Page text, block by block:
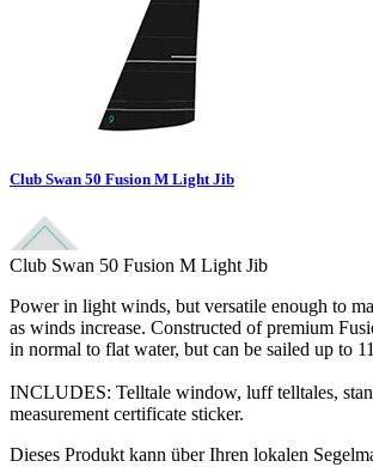
Club Swan 50 Fusion M Light Jib
Club Swan 50 Fusion M Light Jib
Power in light winds, but versatile enough to
as winds increase. Constructed of premium
in normal to flat water, but can be sailed up to
INCLUDES: Telltale window, luff telltales,
measurement certificate sticker.
Dieses Produkt kann über Ihren lokalen